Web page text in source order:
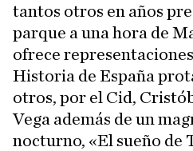
tantos otros en años
parque a una hora de
ofrece
Historia de España
otros, por el Cid,
Vega además de un
nocturno, «El sueño de